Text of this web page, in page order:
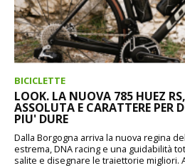
BICICLETTE
LOOK. LA NUOVA 785 HUEZ
ASSOLUTA E CARATTERE PER
PIU' DURE
Dalla Borgogna arriva la nuova regina
estrema, DNA racing e una guidabilità
salite e disegnare le traiettorie migliori.